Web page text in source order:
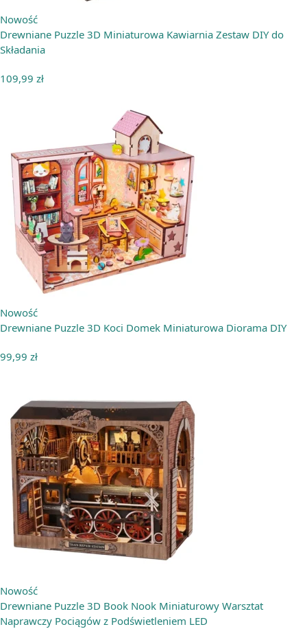
Nowość
Drewniane Puzzle 3D Miniaturowa Kawiarnia Zestaw DIY do
Składania
109,99 zł
Nowość
Drewniane Puzzle 3D Koci Domek Miniaturowa Diorama DIY
99,99 zł
Nowość
Drewniane Puzzle 3D Book Nook Miniaturowy Warsztat
Naprawczy Pociągów z Podświetleniem LED